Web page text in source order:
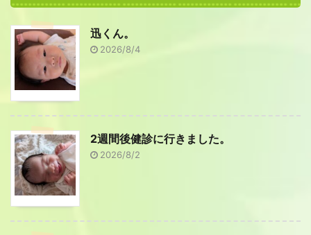
迅くん。
2026/8/4
2週間後健診に行きました。
2026/8/2